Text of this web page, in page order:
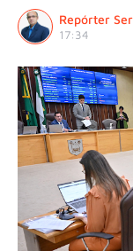
Repórter
17:34